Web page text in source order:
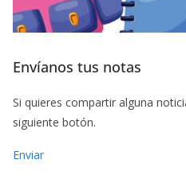
Envíanos tus notas
Si quieres compartir alguna
siguiente botón.
Enviar